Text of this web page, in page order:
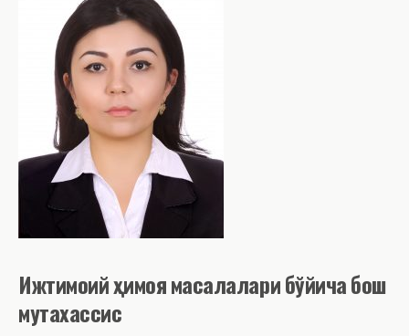
Ижтимоийҳимоямасалаларибўйичабош
мутахассис